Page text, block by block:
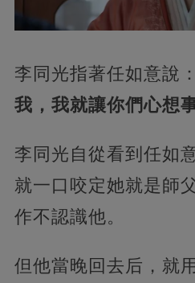
李同光指著任如意說：
我，我就讓你們心想
李同光自從看到任如
就一口咬定她就是師
作不認識他。
但他當晚回去后，就